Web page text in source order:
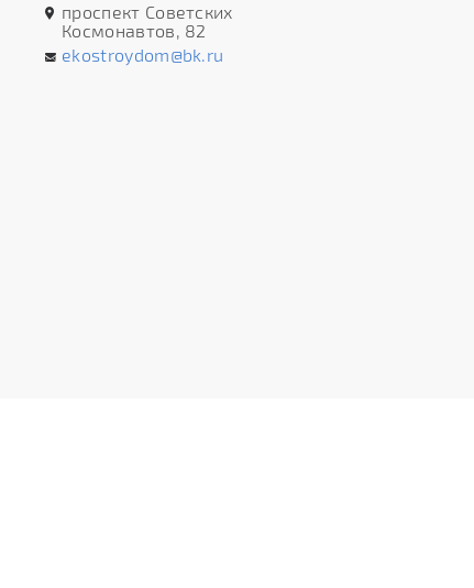
проспект Советских
Космонавтов, 82
ekostroydom@bk.ru